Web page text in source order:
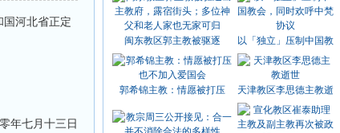
河北省正定
年七月十三日
闽东教区郭主教被驱逐 以「独立」压制中国教
郭希锦主教：情愿被打压 天津教区李思德主教逝